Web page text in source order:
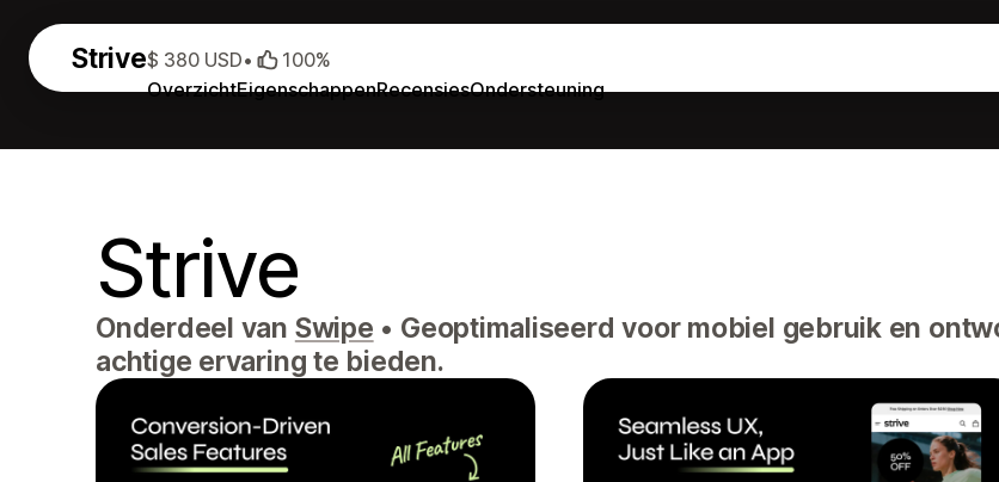
Strive
OverzichtEigenschappenRecensiesOndersteuning
$ 380 USD• 100%
Strive
Onderdeel van Swipe • Geoptimaliseerd voor mobiel gebruik en
achtige ervaring te bieden.